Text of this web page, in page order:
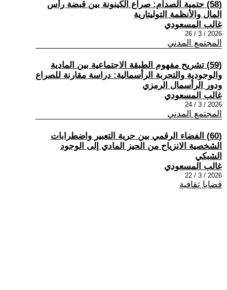
(58) حتمية الصدام: صراع الكينونة بين قبضة رأس
المال والأنظمة التوليتارية
غالب المسعودي
2026 / 3 / 26
المجتمع المدني
(59) تشريح مفهوم الطبقة الاجتماعية بين المادية
والوجودية والتجربة الرأسمالية: دراسة مقارنة للصراع
ودور الرأسمال الرمزي
غالب المسعودي
2026 / 3 / 24
المجتمع المدني
(60) الفضاء الرقمي بين حرية التعبير واضطرابات
الشخصية الانزياح من الحيز المادي إلى الوجود
الشبكي
غالب المسعودي
2026 / 3 / 22
قضايا ثقافية